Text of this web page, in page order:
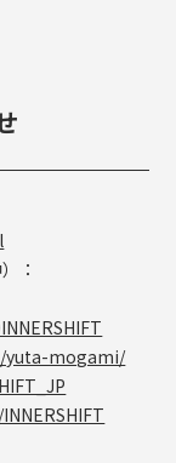
：
yuta-mogami/